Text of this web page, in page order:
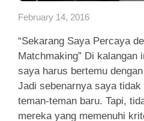
February 14, 2016
“Sekarang Saya Percaya
Matchmaking” Di kalangan
saya harus bertemu
Jadi sebenarnya saya tidak
teman-teman baru. Tapi,
mereka yang memenuhi